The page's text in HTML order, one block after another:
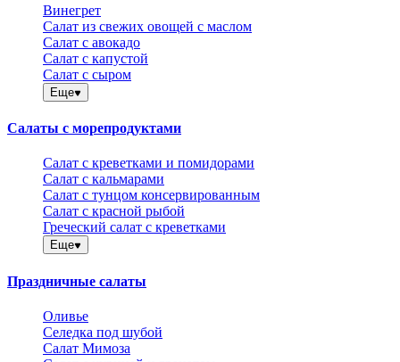
Винегрет
Салат из свежих овощей с маслом
Салат с авокадо
Салат с капустой
Салат с сыром
Еще
Салаты с морепродуктами
Салат с креветками и помидорами
Салат с кальмарами
Салат с тунцом консервированным
Салат с красной рыбой
Греческий салат с креветками
Еще
Праздничные салаты
Оливье
Селедка под шубой
Салат Мимоза